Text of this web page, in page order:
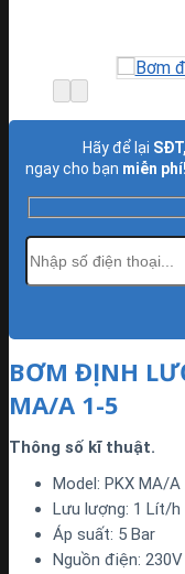
Hãy để lại
ngay cho bạn miễn phí!
BƠM ĐỊNH
MA/A 1-5
Thông số kĩ thuật.
Model: PKX MA/
Lưu lượng: 1 Lít/h
Áp suất: 5 Bar
Nguồn điện: